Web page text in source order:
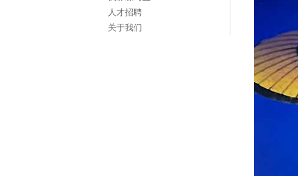
人才招聘
关于我们